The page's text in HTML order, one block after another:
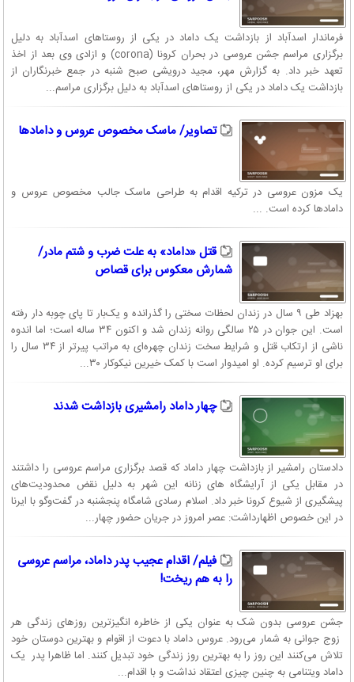
فرماندار اسدآباد از بازداشت یک داماد در یکی از روستاهای اسدآباد به دلیل
برگزاری مراسم جشن عروسی در بحران کرونا (corona) و ازادی وی بعد از اخذ
تعهد خبر داد. به گزارش مهر، مجید درویشی صبح شنبه در جمع خبرنگاران از
بازداشت یک داماد در یکی از روستاهای اسدآباد به دلیل برگزاری مراسم...
تصاویر/ ماسک مخصوص عروس و دامادها
یک مزون عروسی در ترکیه اقدام به طراحی ماسک جالب مخصوص عروس و
دامادها کرده است. ...
قتل «داماد» به علت ضرب و شتم مادر/
شمارش معکوس برای قصاص
بهزاد طی ۹ سال در زندان لحظات سختی را گذرانده و یک‌بار تا پای چوبه دار رفته
است. این جوان در ۲۵ سالگی روانه زندان شد و اکنون ۳۴ ساله است؛ اما اندوه
ناشی از ارتکاب قتل و شرایط سخت زندان چهره‌ای به مراتب پیرتر از ۳۴ سال را
برای او ترسیم کرده. او امیدوار است با کمک خیرین نیکوکار ۳۰...
چهار داماد رامشیری بازداشت شدند
دادستان رامشیر از بازداشت چهار داماد که قصد برگزاری مراسم عروسی را داشتند
در مقابل یکی از آرایشگاه های زنانه این شهر به دلیل نقض محدودیت‌های
پیشگیری از شیوع کرونا خبر داد. اسلام رسادی شامگاه پنجشنبه در گفت‌وگو با ایرنا
در این خصوص اظهارداشت: عصر امروز در جریان حضور چهار...
فیلم/ اقدام عجیب پدر داماد، مراسم عروسی
را به هم ریخت!
جشن عروسی بدون شک به عنوان یکی از خاطره انگیزترین روز‌های زندگی هر
زوج جوانی به شمار می‌رود. عروس داماد با دعوت از اقوام و بهترین دوستان خود
تلاش می‌کنند این روز را به بهترین روز زندگی خود تبدیل کنند. اما ظاهرا پدر یک
داماد ویتنامی به چنین چیزی اعتقاد نداشت و با اقدام...